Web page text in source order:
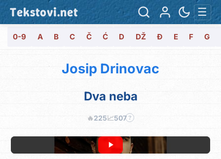
Tekstovi.net ☰
0-9 A B C Č Ć D DŽ Đ E F G
Josip Drinovac
Dva neba
🔥225📈507 ?